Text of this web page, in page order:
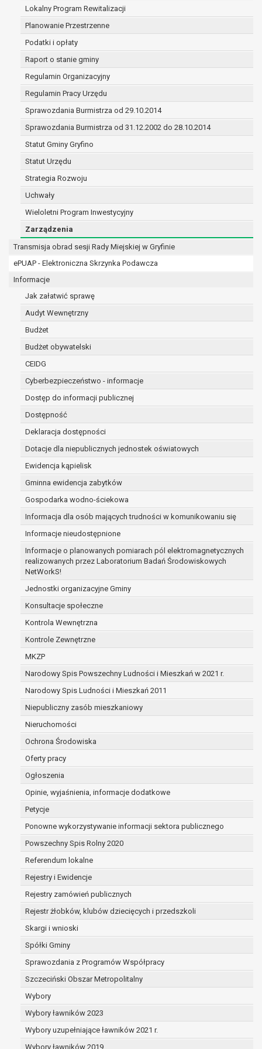
Lokalny Program Rewitalizacji
Planowanie Przestrzenne
Podatki i opłaty
Raport o stanie gminy
Regulamin Organizacyjny
Regulamin Pracy Urzędu
Sprawozdania Burmistrza od 29.10.2014
Sprawozdania Burmistrza od 31.12.2002 do 28.10.2014
Statut Gminy Gryfino
Statut Urzędu
Strategia Rozwoju
Uchwały
Wieloletni Program Inwestycyjny
Zarządzenia
Transmisja obrad sesji Rady Miejskiej w Gryfinie
ePUAP - Elektroniczna Skrzynka Podawcza
Informacje
Jak załatwić sprawę
Audyt Wewnętrzny
Budżet
Budżet obywatelski
CEIDG
Cyberbezpieczeństwo - informacje
Dostęp do informacji publicznej
Dostępność
Deklaracja dostępności
Dotacje dla niepublicznych jednostek oświatowych
Ewidencja kąpielisk
Gminna ewidencja zabytków
Gospodarka wodno-ściekowa
Informacja dla osób mających trudności w komunikowaniu się
Informacje nieudostępnione
Informacje o planowanych pomiarach pól elektromagnetycznych
realizowanych przez Laboratorium Badań Środowiskowych
NetWorkS!
Jednostki organizacyjne Gminy
Konsultacje społeczne
Kontrola Wewnętrzna
Kontrole Zewnętrzne
MKZP
Narodowy Spis Powszechny Ludności i Mieszkań w 2021 r.
Narodowy Spis Ludności i Mieszkań 2011
Niepubliczny zasób mieszkaniowy
Nieruchomości
Ochrona Środowiska
Oferty pracy
Ogłoszenia
Opinie, wyjaśnienia, informacje dodatkowe
Petycje
Ponowne wykorzystywanie informacji sektora publicznego
Powszechny Spis Rolny 2020
Referendum lokalne
Rejestry i Ewidencje
Rejestry zamówień publicznych
Rejestr żłobków, klubów dziecięcych i przedszkoli
Skargi i wnioski
Spółki Gminy
Sprawozdania z Programów Współpracy
Szczeciński Obszar Metropolitalny
Wybory
Wybory ławników 2023
Wybory uzupełniające ławników 2021 r.
Wybory ławników 2019
(merytorycznych), a także obowiązków i
zadań zleconych przez instytucje
nadrzędne wobec Gminy;
zawarcia i realizacji umów;
ochrony żywotnych interesów osoby, której
wykonania zadania realizowanego w
interesie publicznym lub w ramach
sprawowania władzy publicznej
powierzonej administratorowi;
w pozostałych przypadkach dane osobowe
przetwarzane są wyłącznie na podstawie
wcześniej udzielonej zgody w zakresie i celu
określonym w treści zgody.
W związku z przetwarzaniem danych w celu
wskazanym w pkt. 3, dane osobowe mogą być
udostępniane innym upoważnionym odbiorcom lub
kategoriom odbiorców danych osobowych.
Odbiorcami mogą być:
podmioty, które przetwarzają dane
osobowe w imieniu administratora na
osobowych;
podmioty upoważnione do odbioru danych
przepisów prawa.
Pani/Pana dane osobowe będą przetwarzane
przez okres niezbędny do realizacji celu dla jakiego
zostały zebrane oraz zgodnie z terminami
archiwizacji określonymi przez przepisy prawa
powszechnie obowiązującego.
W przypadku, gdy dane osobowe przetwarzane są
na podstawie zgody osoby, której dane dotyczą
przetwarzanie odbywa się do czasu wycofania tej
zgody.
W przypadku, gdy dane osobowe przetwarzane są
w celu zawarcia i realizacji umowy przetwarzanie
odbywa się przez okres niezbędny do realizacji
zawartej umowy, a po tym czasie w zakresie
wymaganym przez przepisy prawa lub dla
zabezpieczenia ewentualnych roszczeń, a w
przypadku wyrażenia zgody na przetwarzanie
danych po zakończeniu i rozliczeniu umowy, do
czasu wycofania tej zgody.
Ponadto w przypadku umów o dofinansowanie
dane osobowe od momentu pozyskania
przechowywane są przez okres wynikający z
umowy o dofinansowanie zawartej między
beneficjentem a określoną instytucją, trwałości
danego projektu i konieczności zachowania
dokumentacji projektu do celów kontrolnych.
W związku z przetwarzaniem przez
administratora danych osobowych przysługuje
Pani/Panu:
prawo dostępu do treści danych oraz
otrzymywania ich kopii na podstawie art. 15
RODO;
podstawie art. 16 RODO,
dane są nieprawidłowe lub
prawo do żądania usunięcia danych
osobowych (tzw. prawo do bycia
zapomnianym) na podstawie art. 17 RODO,
w przypadku gdy:
dane nie są już niezbędne do celów,
dla których były zebrane lub w inny
sposób przetwarzane,
osoba, której dane dotyczą, wniosła
sprzeciw wobec przetwarzania
danych osobowych,
zgodę na przetwarzanie danych
osobowych, która jest podstawą
przetwarzania danych i nie ma innej
danych,
dane osobowe przetwarzane są
niezgodnie z prawem,